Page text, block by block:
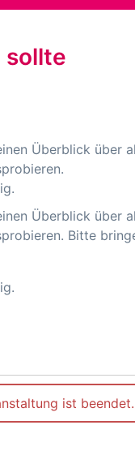
sollte
Überblick über
Überblick über
Bitte
ist beendet.